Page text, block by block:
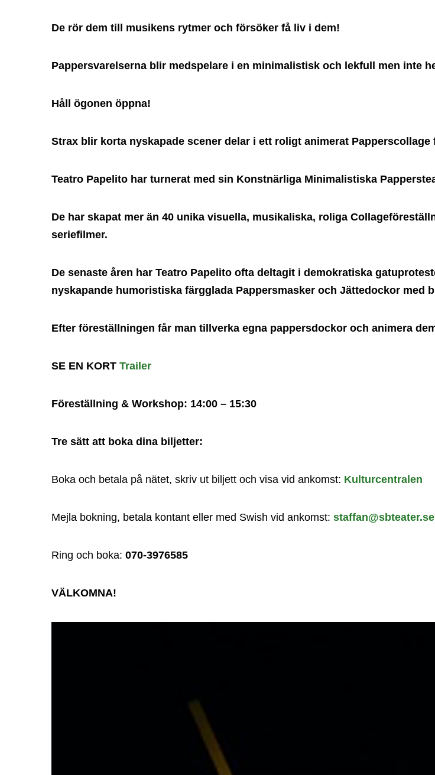
De rör dem till musikens rytmer och försöker få liv i dem!
Pappersvarelserna blir medspelare i en minimalistisk och lekfull men inte
Håll ögonen öppna!
Strax blir korta nyskapade scener delar i ett roligt animerat Papperscollage
Teatro Papelito har turnerat med sin Konstnärliga Minimalistiska
De har skapat mer än 40 unika visuella, musikaliska, roliga
seriefilmer.
De senaste åren har Teatro Papelito ofta deltagit i demokratiska
nyskapande humoristiska färgglada Pappersmasker och Jättedockor med
Efter föreställningen får man tillverka egna pappersdockor och animera
SE EN KORT Trailer
Föreställning & Workshop: 14:00 – 15:30
Tre sätt att boka dina biljetter:
Boka och betala på nätet, skriv ut biljett och visa vid ankomst: Kulturcentralen
Mejla bokning, betala kontant eller med Swish vid ankomst: staffan@sbteater.se
Ring och boka: 070-3976585
VÄLKOMNA!